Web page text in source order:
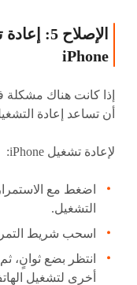
الإصلاح
iPhone
أن تساعد إعادة
لإعادة تشغيل iPhone:
اضغط مع
التشغيل.
اسحب شريط
انتظر بضع ثوانٍ،
أخرى لتشغيل